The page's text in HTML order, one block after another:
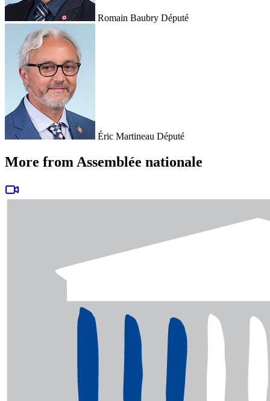
Romain Baubry Député
Éric Martineau Député
More from Assemblée nationale